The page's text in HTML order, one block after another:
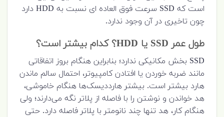
است که SSD سرعت فوق العاده ای نسبت به HDD دارد
چون تاخیری در آن وجود ندارد.
طول عمر SSD یا HDD؟ کدام بیشتر است؟
SSD بخش مکانیکی ندارد؛ بنابراین هنگام بروز اتفاقاتی
مانند ضربه خوردن یا افتادن کامپیوتر، احتمال سالم ماندن
هارد بیشتر است. بیشتر هارددیسک‌ها هنگام خاموشی،
هد خواندن و نوشتن را با فاصله از پلاتر نگه می‌دارند؛ ولی
هنگام کار، هد تنها چند نانومتر با پلاتر فاصله دارد. حتی